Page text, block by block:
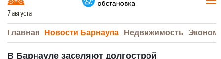
7 августа
Главная Новости Барнаула Недвижимость
В Барнауле заселяют долгострой